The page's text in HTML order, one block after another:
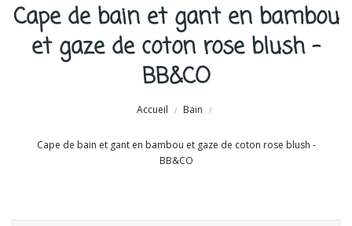
Cape de bain et gant en bambou
et gaze de coton rose blush -
BB&CO
Accueil Bain
Cape de bain et gant en bambou et gaze de coton rose blush -
BB&CO